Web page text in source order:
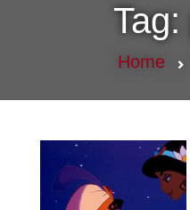
Tag:
Home